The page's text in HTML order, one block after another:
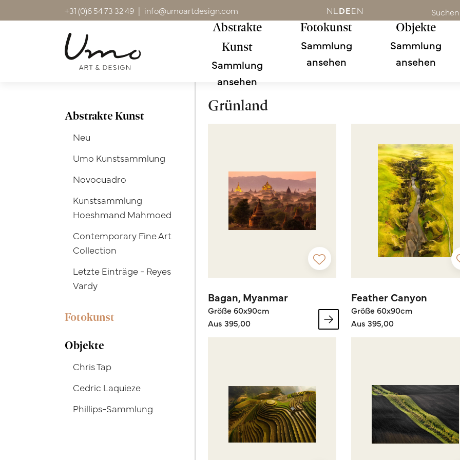
+31 (0)6 54 73 32 49 | info@umoartdesign.com NL DEEN Suchen
Abstrakte
Kunst
Sammlung
ansehen
Fotokunst
Sammlung
ansehen
Objekte
Sammlung
ansehen
Abstrakte Kunst
Neu
Umo Kunstsammlung
Novocuadro
Kunstsammlung
Hoeshmand Mahmoed
Contemporary Fine Art
Collection
Letzte Einträge - Reyes
Vardy
Fotokunst
Objekte
Chris Tap
Cedric Laquieze
Phillips-Sammlung
Grünland
Bagan, Myanmar
Größe 60x90cm
Aus 395,00
Feather Canyon
Größe 60x90cm
Aus 395,00